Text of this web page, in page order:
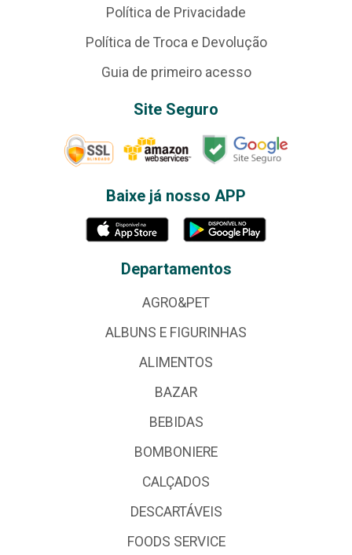
Política de Privacidade
Política de Troca e Devolução
Guia de primeiro acesso
Site Seguro
Baixe já nosso APP
Departamentos
AGRO&PET
ALBUNS E FIGURINHAS
ALIMENTOS
BAZAR
BEBIDAS
BOMBONIERE
CALÇADOS
DESCARTÁVEIS
FOODS SERVICE